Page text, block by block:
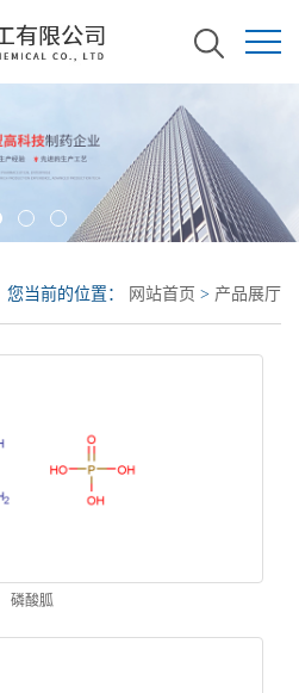
您当前的位置： 网站首页 > 产品展厅
磷酸胍